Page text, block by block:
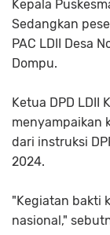
Kepala
Sedangkan
PAC LDII Desa
Dompu.
Ketua DPD LDII
menyampaikan
dari instruksi
2024.
"Kegiatan bakti
nasional,"